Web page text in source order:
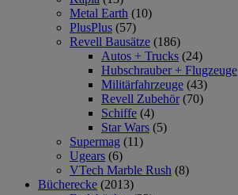
Metal Earth (10)
PlusPlus (57)
Revell Bausätze (186)
Autos + Trucks (24)
Hubschrauber + Flugzeuge
Militärfahrzeuge (43)
Revell Zubehör (70)
Schiffe (4)
Star Wars (5)
Supermag (11)
Ugears (6)
VTech Marble Rush (8)
Bücherecke (2013)